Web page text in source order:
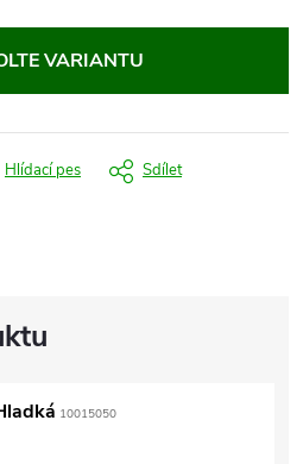
VARIANTU
Hlídací pes Sdílet
10015050